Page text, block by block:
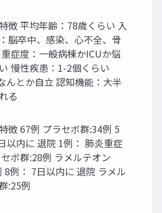
徴 平均年齢：78歳くらい 入
脳卒中、感染、心不全、骨
症度：一般病棟かICUか悩
慢性疾患：1-2個くらい
んとか自立 認知機能：大半
る
徴 67例 プラセボ群:34例 5
以内に 退院 1例： 肺炎重症
ボ群:28例 ラメルテオン
8例： 7日以内に 退院 ラメル
:25例